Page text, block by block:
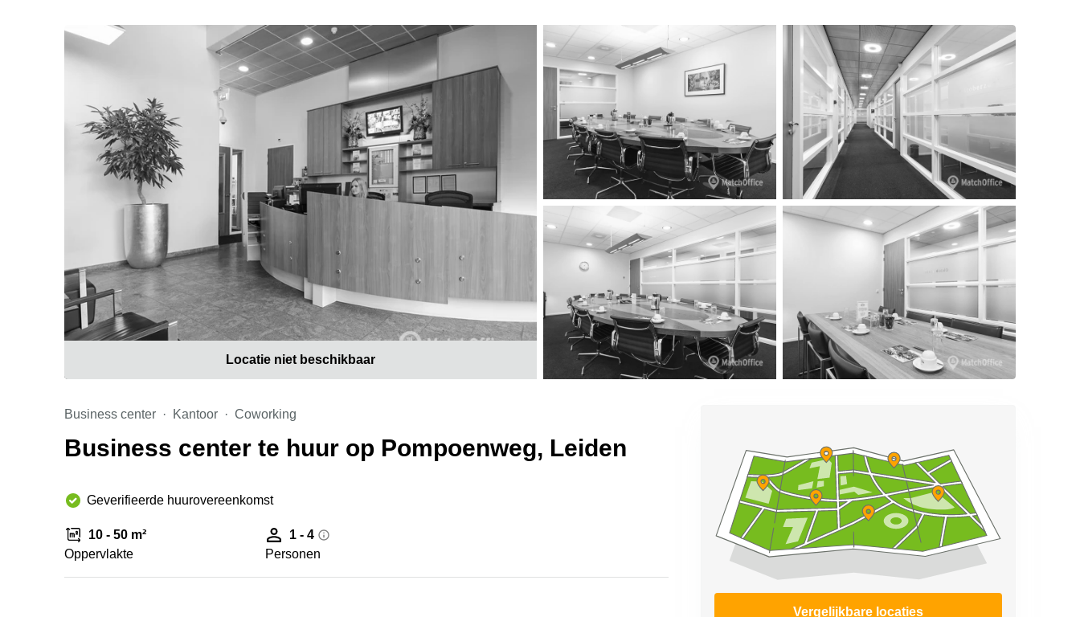
Locatie niet beschikbaar
Business center Kantoor Coworking
Business center te huur op Pompoenweg, Leiden
Geverifieerde huurovereenkomst
10 - 50 m²
Oppervlakte
1 - 4
Personen
Vergelijkbare locaties